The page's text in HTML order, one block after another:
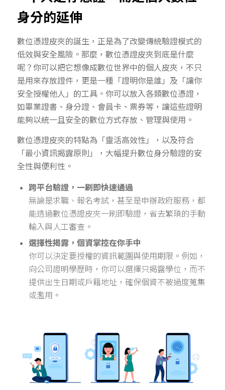
身分的延伸
數位憑證皮夾的誕生，正是為了改變傳統驗證模式的
低效與安全風險。那麼，數位憑證皮夾到底是什麼
呢？你可以把它想像成數位世界中的個人皮夾，不只
是用來存放證件，更是一種「證明你是誰」及「讓你
安全授權他人」的工具。你可以放入各類數位憑證，
如畢業證書、身分證、會員卡、票券等，讓這些證明
能夠以統一且安全的數位方式存放、管理與使用。
數位憑證皮夾的特點為「靈活高效性」，以及符合
「最小資訊揭露原則」，大幅提升數位身分驗證的安
全性與便利性。
跨平台驗證，一刷即快速通過
無論是求職、報名考試，甚至是申辦政府服務，都
能透過數位憑證皮夾一刷即驗證，省去繁瑣的手動
輸入與人工審查。
選擇性揭露，個資掌控在你手中
你可以決定要授權的資訊範圍與使用期限。例如，
向公司證明學歷時，你可以選擇只揭露學位，而不
提供出生日期或戶籍地址，確保個資不被過度蒐集
或濫用。